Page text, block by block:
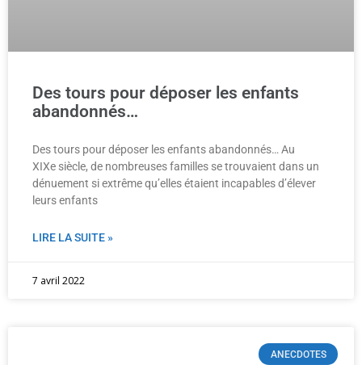
Des tours pour déposer les enfants
abandonnés…
Des tours pour déposer les enfants abandonnés… Au
XIXe siècle, de nombreuses familles se trouvaient dans un
dénuement si extrême qu’elles étaient incapables d’élever
leurs enfants
LIRE LA SUITE »
7 avril 2022
ANECDOTES